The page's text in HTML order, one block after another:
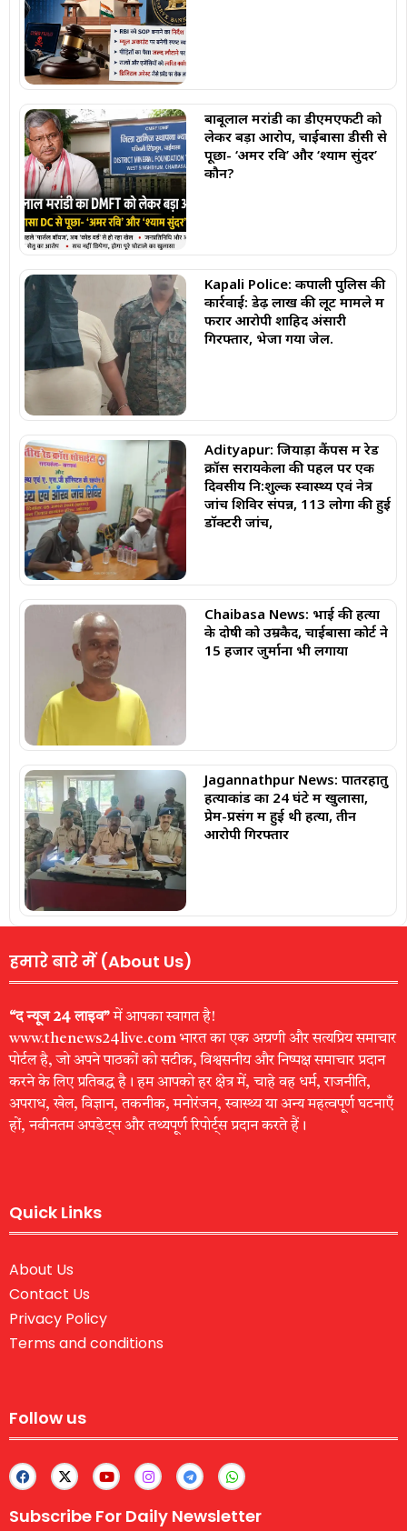
बाबूलाल मरांडी का डीएमएफटी को
लेकर बड़ा आरोप, चाईबासा डीसी से
पूछा- ‘अमर रवि’ और ‘श्याम सुंदर’
कौन?
Kapali Police: कपाली पुलिस की
कार्रवाई: डेढ़ लाख की लूट मामले में
फरार आरोपी शाहिद अंसारी
गिरफ्तार, भेजा गया जेल.
Adityapur: जियाड़ा कैंपस में रेड
क्रॉस सरायकेला की पहल पर एक
दिवसीय नि:शुल्क स्वास्थ्य एवं नेत्र
जांच शिविर संपन्न, 113 लोगों की हुई
डॉक्टरी जांच,
Chaibasa News: भाई की हत्या
के दोषी को उम्रकैद, चाईबासा कोर्ट ने
₹15 हजार जुर्माना भी लगाया
Jagannathpur News: पातरहातु
हत्याकांड का 24 घंटे में खुलासा,
प्रेम-प्रसंग में हुई थी हत्या, तीन
आरोपी गिरफ्तार
हमारे बारे में (About Us)
“द न्यूज 24 लाइव”में आपका स्वागत है!
www.thenews24live.com भारत का एक अग्रणी और सत्यप्रिय समाचार
पोर्टल है, जो अपने पाठकों को सटीक, विश्वसनीय और निष्पक्ष समाचार प्रदान
करने के लिए प्रतिबद्ध है। हम आपको हर क्षेत्र में, चाहे वह धर्म, राजनीति,
अपराध, खेल, विज्ञान, तकनीक, मनोरंजन, स्वास्थ्य या अन्य महत्वपूर्ण घटनाएँ
हों, नवीनतम अपडेट्स और तथ्यपूर्ण रिपोर्ट्स प्रदान करते हैं।
Quick Links
About Us
Contact Us
Privacy Policy
Terms and conditions
Follow us
Subscribe For Daily Newsletter